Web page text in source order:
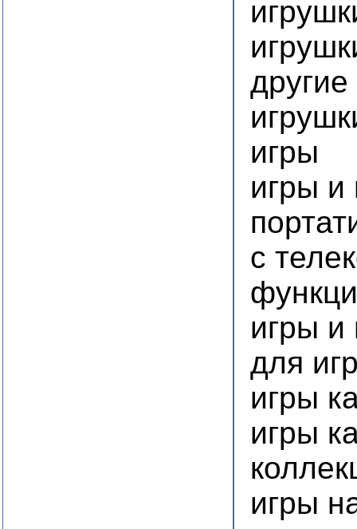
игры
игры и
с
игры и
для
игры
игры
игры